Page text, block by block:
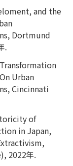
and the
Dortmund
.
Urban
Cincinnati
of
in Japan,
2022年.